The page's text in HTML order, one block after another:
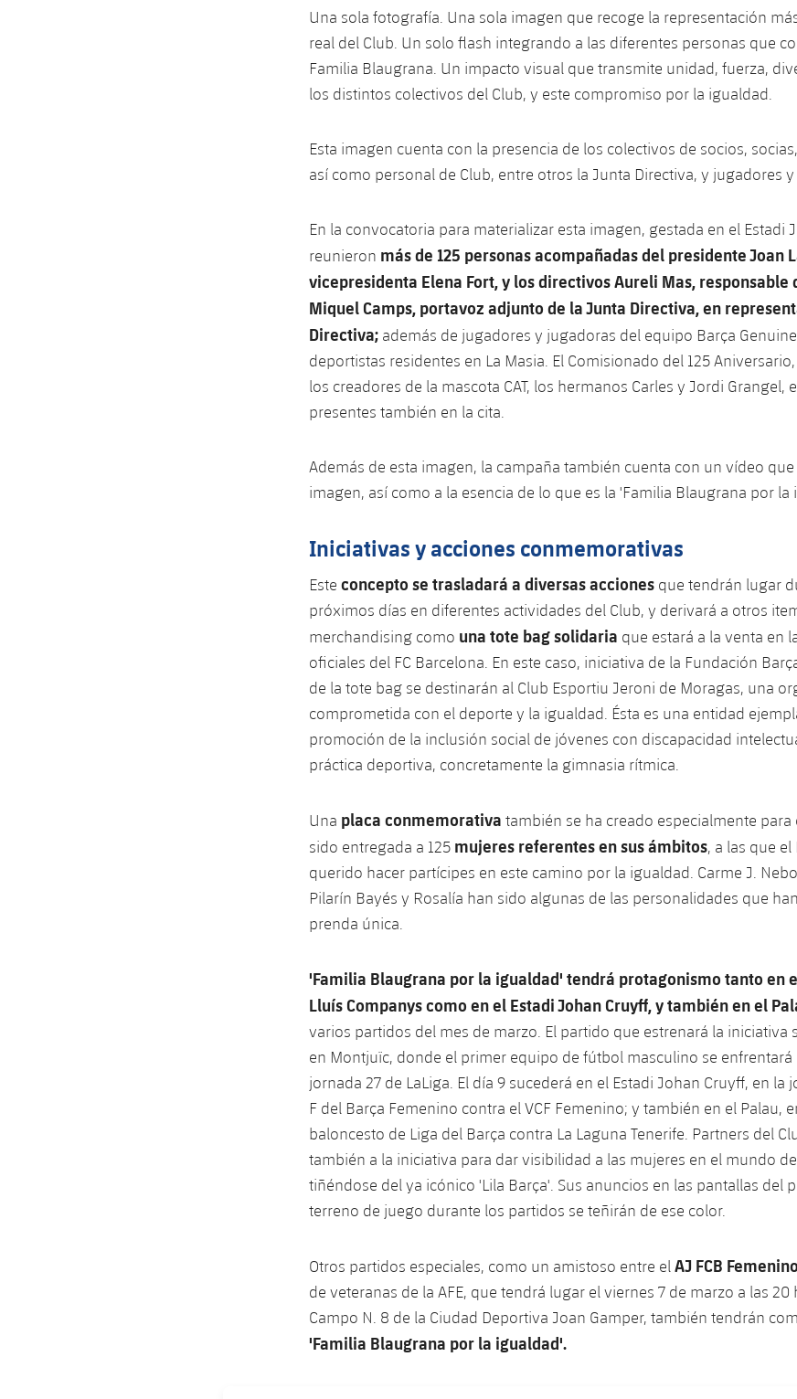
Una sola fotografía. Una sola imagen que recoge la representación
real del Club. Un solo flash integrando a las diferentes personas que
Familia Blaugrana. Un impacto visual que transmite unidad, fuerza,
los distintos colectivos del Club, y este compromiso por la igualdad.
Esta imagen cuenta con la presencia de los colectivos de socios,
así como personal de Club, entre otros la Junta Directiva, y jugadores y
En la convocatoria para materializar esta imagen, gestada en el Estadi
reunieron más de 125 personas acompañadas del presidente Joan
vicepresidenta Elena Fort, y los directivos Aureli Mas, responsable
Miquel Camps, portavoz adjunto de la Junta Directiva, en
Directiva; además de jugadores y jugadoras del equipo Barça
deportistas residentes en La Masia. El Comisionado del 125
los creadores de la mascota CAT, los hermanos Carles y Jordi Grangel,
presentes también en la cita.
Además de esta imagen, la campaña también cuenta con un vídeo
imagen, así como a la esencia de lo que es la 'Familia Blaugrana por la
Iniciativas y acciones conmemorativas
Este concepto se trasladará a diversas acciones que tendrán lugar
próximos días en diferentes actividades del Club, y derivará a otros
merchandising como una tote bag solidaria que estará a la venta en
oficiales del FC Barcelona. En este caso, iniciativa de la Fundación
de la tote bag se destinarán al Club Esportiu Jeroni de Moragas, una
comprometida con el deporte y la igualdad. Ésta es una entidad
promoción de la inclusión social de jóvenes con discapacidad
práctica deportiva, concretamente la gimnasia rítmica.
Una placa conmemorativa también se ha creado especialmente para
sido entregada a 125 mujeres referentes en sus ámbitos, a las que el
querido hacer partícipes en este camino por la igualdad. Carme J.
Pilarín Bayés y Rosalía han sido algunas de las personalidades que
prenda única.
'Familia Blaugrana por la igualdad' tendrá protagonismo tanto en
Lluís Companys como en el Estadi Johan Cruyff, y también en el
varios partidos del mes de marzo. El partido que estrenará la iniciativa
en Montjuïc, donde el primer equipo de fútbol masculino se enfrentará
jornada 27 de LaLiga. El día 9 sucederá en el Estadi Johan Cruyff, en la
F del Barça Femenino contra el VCF Femenino; y también en el Palau,
baloncesto de Liga del Barça contra La Laguna Tenerife. Partners del
también a la iniciativa para dar visibilidad a las mujeres en el mundo
tiñéndose del ya icónico 'Lila Barça'. Sus anuncios en las pantallas del
terreno de juego durante los partidos se teñirán de ese color.
Otros partidos especiales, como un amistoso entre el AJ FCB Femenino
de veteranas de la AFE, que tendrá lugar el viernes 7 de marzo a las 20
Campo N. 8 de la Ciudad Deportiva Joan Gamper, también tendrán
'Familia Blaugrana por la igualdad'.